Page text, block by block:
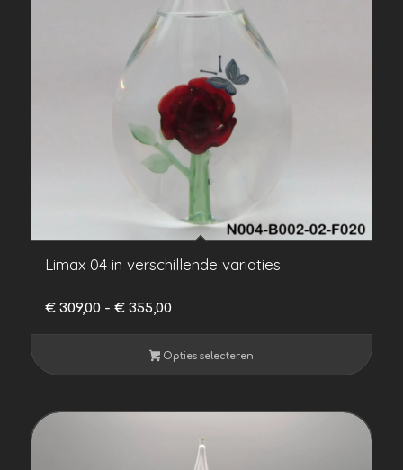
Limax 04 in verschillende variaties
€309,00 - €355,00Prijsklasse:
tot
Opties selecteren